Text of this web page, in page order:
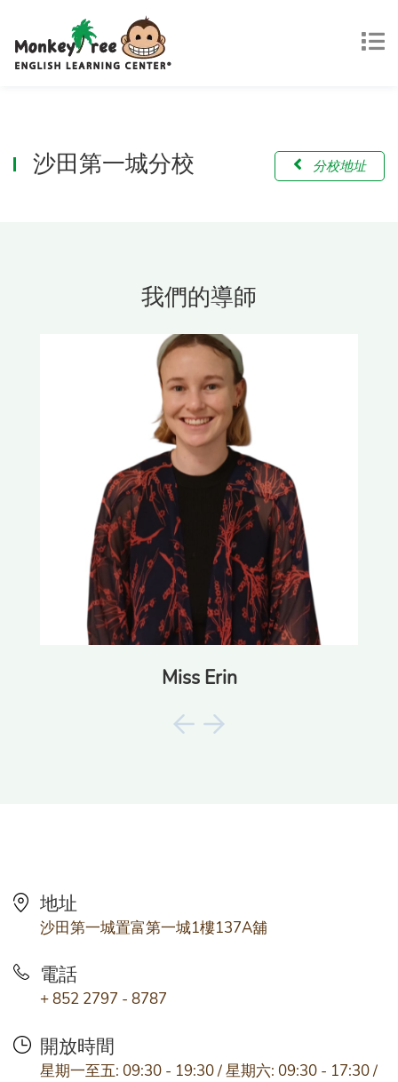
沙田第一城分校 分校地址
我們的導師
Miss Erin
地址
沙田第一城置富第一城1樓137A舖
電話
+ 852 2797 - 8787
開放時間
星期一至五: 09:30 - 19:30 / 星期六: 09:30 - 17:30 /